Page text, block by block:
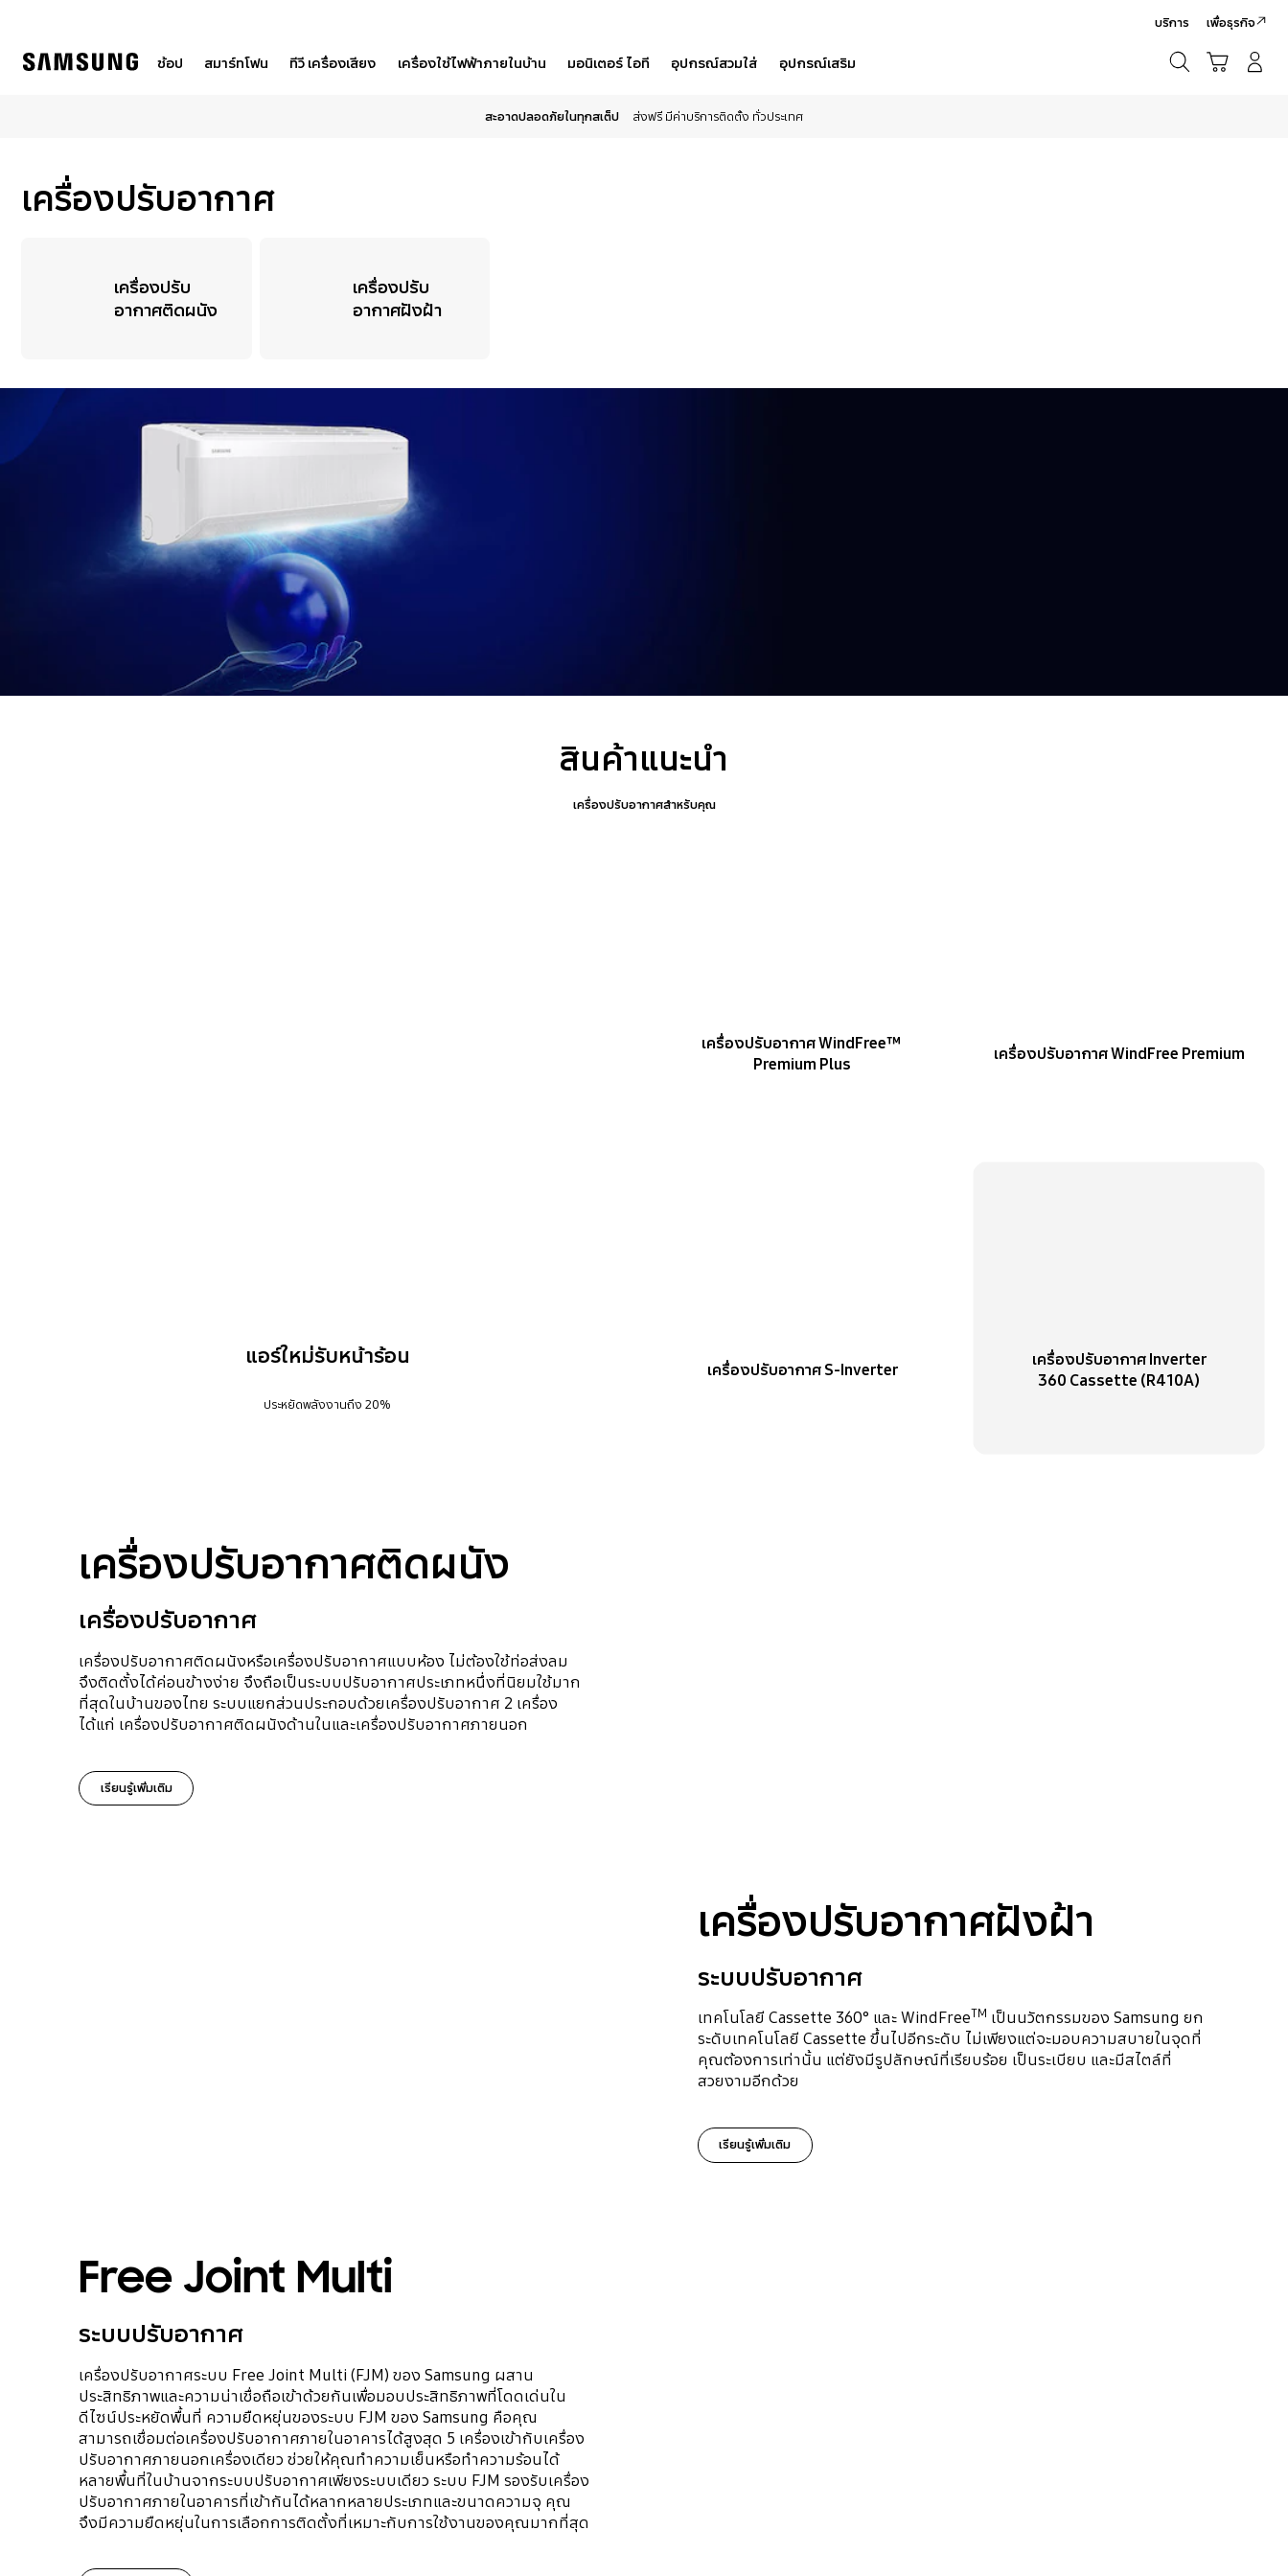
ช้อป สมาร์ทโฟน ทีวี เครื่องเสียง เครื่องใช้ไฟฟ้าภายในบ้าน มอนิเตอร์ ไอที อุปกรณ์สวมใส่ อุปกรณ์เสริม
บริการ เพื่อธุรกิจ
สะอาดปลอดภัยในทุกสเต็ป ส่งฟรี มีค่าบริการติดตั้ง ทั่วประเทศ
เครื่องปรับอากาศ
เครื่องปรับ
อากาศติดผนัง
เครื่องปรับ
อากาศฝังฝ้า
สินค้าแนะนำ
เครื่องปรับอากาศสำหรับคุณ
แอร์ใหม่รับหน้าร้อน
ประหยัดพลังงานถึง 20%
เครื่องปรับอากาศ WindFree™
Premium Plus
เครื่องปรับอากาศ S-Inverter
เครื่องปรับอากาศ WindFree Premium
เครื่องปรับอากาศ Inverter
360 Cassette (R410A)
เครื่องปรับอากาศติดผนัง
เครื่องปรับอากาศ
เครื่องปรับอากาศติดผนังหรือเครื่องปรับอากาศแบบห้อง ไม่ต้องใช้ท่อส่งลม
จึงติดตั้งได้ค่อนข้างง่าย จึงถือเป็นระบบปรับอากาศประเภทหนึ่งที่นิยมใช้มาก
ที่สุดในบ้านของไทย ระบบแยกส่วนประกอบด้วยเครื่องปรับอากาศ 2 เครื่อง
ได้แก่ เครื่องปรับอากาศติดผนังด้านในและเครื่องปรับอากาศภายนอก
เรียนรู้เพิ่มเติม
เครื่องปรับอากาศฝังฝ้า
ระบบปรับอากาศ
เทคโนโลยี Cassette 360° และ WindFreeTM เป็นนวัตกรรมของ Samsung ยก
ระดับเทคโนโลยี Cassette ขึ้นไปอีกระดับ ไม่เพียงแต่จะมอบความสบายในจุดที่
คุณต้องการเท่านั้น แต่ยังมีรูปลักษณ์ที่เรียบร้อย เป็นระเบียบ และมีสไตล์ที่
สวยงามอีกด้วย
เรียนรู้เพิ่มเติม
Free Joint Multi
ระบบปรับอากาศ
เครื่องปรับอากาศระบบ Free Joint Multi (FJM) ของ Samsung ผสาน
ประสิทธิภาพและความน่าเชื่อถือเข้าด้วยกันเพื่อมอบประสิทธิภาพที่โดดเด่นใน
ดีไซน์ประหยัดพื้นที่ ความยืดหยุ่นของระบบ FJM ของ Samsung คือคุณ
สามารถเชื่อมต่อเครื่องปรับอากาศภายในอาคารได้สูงสุด 5 เครื่องเข้ากับเครื่อง
ปรับอากาศภายนอกเครื่องเดียว ช่วยให้คุณทำความเย็นหรือทำความร้อนได้
หลายพื้นที่ในบ้านจากระบบปรับอากาศเพียงระบบเดียว ระบบ FJM รองรับเครื่อง
ปรับอากาศภายในอาคารที่เข้ากันได้หลากหลายประเภทและขนาดความจุ คุณ
จึงมีความยืดหยุ่นในการเลือกการติดตั้งที่เหมาะกับการใช้งานของคุณมากที่สุด